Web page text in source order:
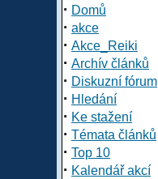
· Domů
· akce
· Akce_Reiki
· Archív článků
· Diskuzní fórum
· Hledání
· Ke stažení
· Témata článků
· Top 10
· Kalendář akcí